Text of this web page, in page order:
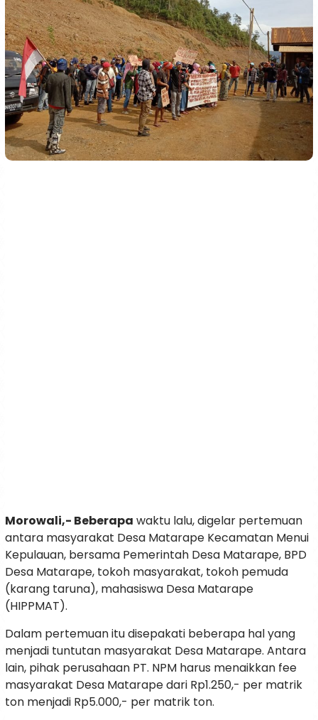
Morowali,- Beberapa waktu lalu, digelar pertemuan
antara masyarakat Desa Matarape Kecamatan Menui
Kepulauan, bersama Pemerintah Desa Matarape, BPD
Desa Matarape, tokoh masyarakat, tokoh pemuda
(karang taruna), mahasiswa Desa Matarape
(HIPPMAT).
Dalam pertemuan itu disepakati beberapa hal yang
menjadi tuntutan masyarakat Desa Matarape. Antara
lain, pihak perusahaan PT. NPM harus menaikkan fee
masyarakat Desa Matarape dari Rp1.250,- per matrik
ton menjadi Rp5.000,- per matrik ton.